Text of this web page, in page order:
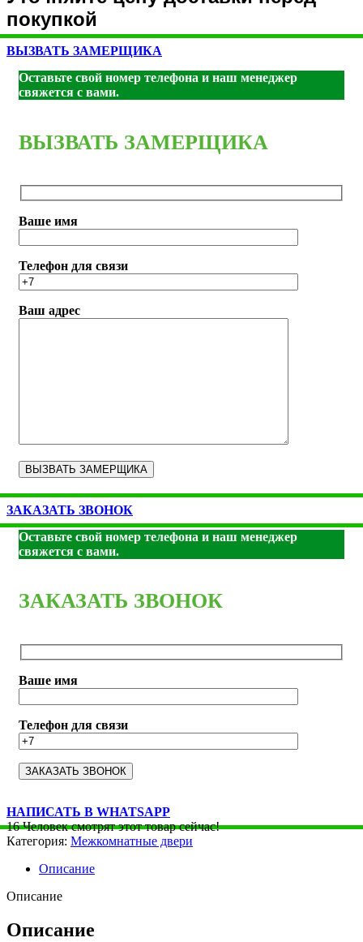
покупкой
ВЫЗВАТЬ ЗАМЕРЩИКА
Оставьте свой номер телефона и наш менеджер
свяжется с вами.
ВЫЗВАТЬ ЗАМЕРЩИКА
Ваше имя
Телефон для связи
Ваш адрес
ЗАКАЗАТЬ ЗВОНОК
Оставьте свой номер телефона и наш менеджер
свяжется с вами.
ЗАКАЗАТЬ ЗВОНОК
Ваше имя
Телефон для связи
НАПИСАТЬ В WHATSAPP
16 Человек смотрят этот товар сейчас!
Категория: Межкомнатные двери
Описание
Описание
Описание